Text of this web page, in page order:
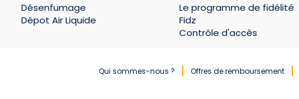
Désenfumage
Dépot Air Liquide
Le programme de fidélité
Fidz
Contrôle d'accès
Qui sommes-nous ? Offres de remboursement